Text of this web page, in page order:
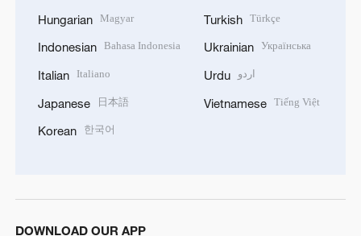
Hungarian Magyar
Indonesian Bahasa Indonesia
Italian Italiano
Japanese 日本語
Korean 한국어
Turkish Türkçe
Ukrainian Українська
Urdu اردو
Vietnamese Tiếng Việt
DOWNLOAD OUR APP